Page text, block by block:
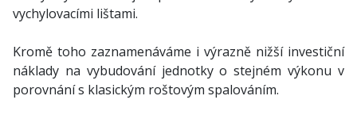
vychylovacími lištami.
Kromě toho zaznamenáváme i výrazně nižší investiční
náklady na vybudování jednotky o stejném výkonu v
porovnání s klasickým roštovým spalováním.